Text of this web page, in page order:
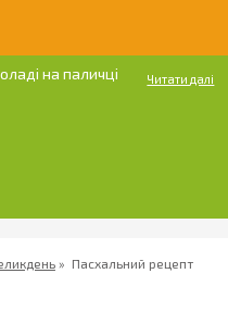
на паличці Читати далі
» Пасхальний рецепт